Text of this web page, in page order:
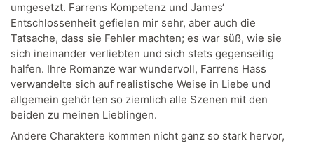
umgesetzt. Farrens Kompetenz und James‘
Entschlossenheit gefielen mir sehr, aber auch die
Tatsache, dass sie Fehler machten; es war süß, wie sie
sich ineinander verliebten und sich stets gegenseitig
halfen. Ihre Romanze war wundervoll, Farrens Hass
verwandelte sich auf realistische Weise in Liebe und
allgemein gehörten so ziemlich alle Szenen mit den
beiden zu meinen Lieblingen.
Andere Charaktere kommen nicht ganz so stark hervor,